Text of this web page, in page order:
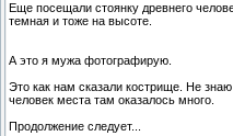
Еще посещали стоянку древнего
темная и тоже на высоте.
А это я мужа фотографирую.
Это как нам сказали кострище. Не
человек места там оказалось много.
Продолжение следует...